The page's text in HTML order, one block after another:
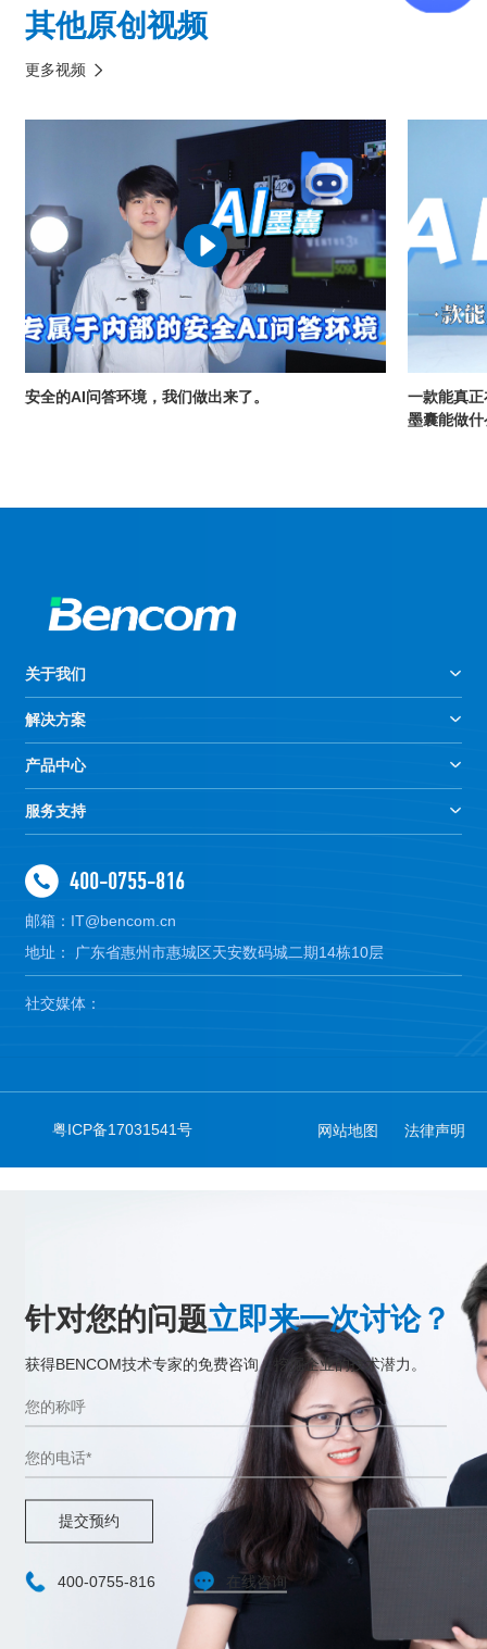
其他原创视频
更多视频
安全的AI问答环境，我们做出来了。
一款能真
墨囊能做什
关于我们
解决方案
产品中心
服务支持
400-0755-816
邮箱：IT@bencom.cn
地址： 广东省惠州市惠城区天安数码城二期14栋10层
社交媒体：
粤ICP备17031541号 网站地图 法律声明
针对您的问题立即来一次讨论？
获得BENCOM技术专家的免费咨询，挖掘企业的技术潜力。
提交预约
400-0755-816 在线咨询